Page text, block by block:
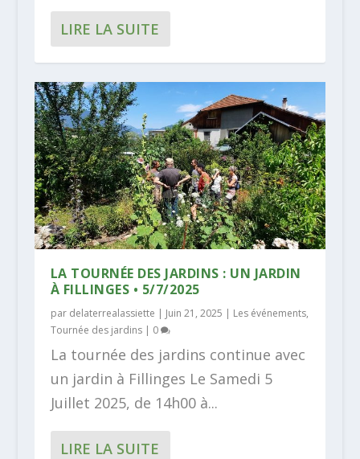
LIRE LA SUITE
LA TOURNÉE DES JARDINS : UN JARDIN
À FILLINGES • 5/7/2025
par delaterrealassiette | Juin 21, 2025 | Les événements,
Tournée des jardins| 0
La tournée des jardins continue avec
un jardin à Fillinges Le Samedi 5
Juillet 2025, de 14h00 à...
LIRE LA SUITE